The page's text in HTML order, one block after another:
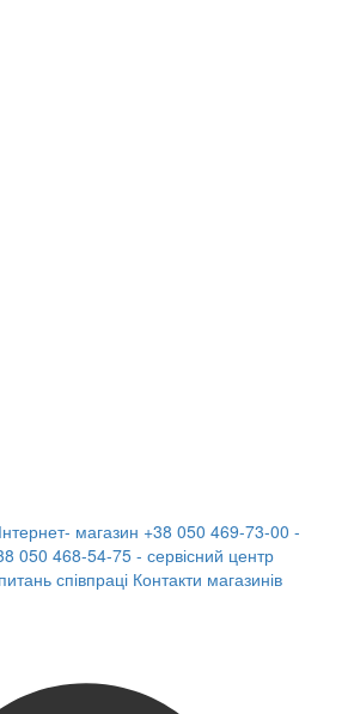
магазин +38 050 469-73-00 -
050 468-54-75 - сервісний центр
співпраці Контакти магазинів